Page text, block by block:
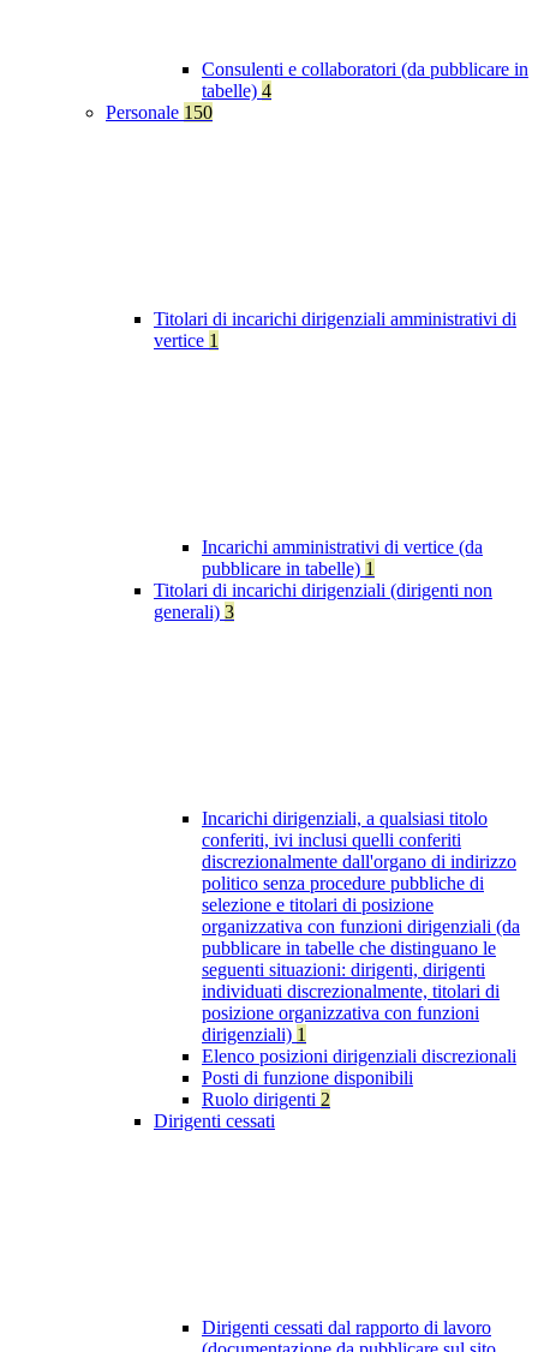
Consulenti e collaboratori (da pubblicare in
tabelle) 4
Personale 150
Titolari di incarichi dirigenziali amministrativi di
vertice 1
Incarichi amministrativi di vertice (da
pubblicare in tabelle) 1
Titolari di incarichi dirigenziali (dirigenti non
generali) 3
Incarichi dirigenziali, a qualsiasi titolo
conferiti, ivi inclusi quelli conferiti
discrezionalmente dall'organo di indirizzo
politico senza procedure pubbliche di
selezione e titolari di posizione
organizzativa con funzioni dirigenziali (da
pubblicare in tabelle che distinguano le
seguenti situazioni: dirigenti, dirigenti
individuati discrezionalmente, titolari di
posizione organizzativa con funzioni
dirigenziali) 1
Elenco posizioni dirigenziali discrezionali
Posti di funzione disponibili
Ruolo dirigenti 2
Dirigenti cessati
Dirigenti cessati dal rapporto di lavoro